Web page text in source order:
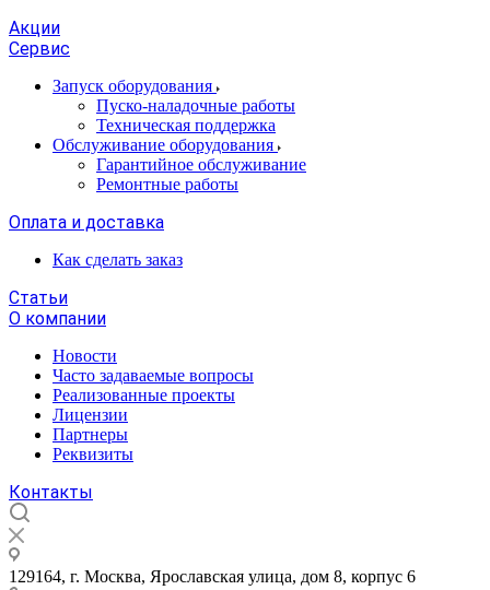
Акции
Сервис
Запуск оборудования
Пуско-наладочные работы
Техническая поддержка
Обслуживание оборудования
Гарантийное обслуживание
Ремонтные работы
Оплата и доставка
Как сделать заказ
Статьи
О компании
Новости
Часто задаваемые вопросы
Реализованные проекты
Лицензии
Партнеры
Реквизиты
Контакты
129164, г. Москва, Ярославская улица, дом 8, корпус 6